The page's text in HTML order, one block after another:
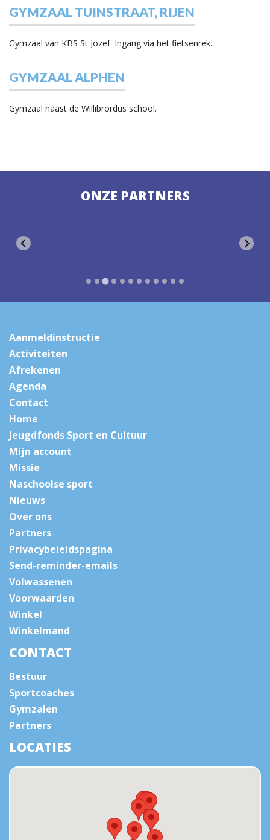
GYMZAAL TUINSTRAAT, RIJEN
Gymzaal van KBS St Jozef. Ingang via het fietsenrek.
GYMZAAL ALPHEN
Gymzaal naast de Willibrordus school.
ONZE PARTNERS
Aanmeldinstructie
Activiteiten
Afrekenen
Agenda
Contact
Home
Jeugdfonds Sport en Cultuur
Mijn account
Missie
Naschoolse sport
Nieuws
Over ons
Partners
Privacybeleidspagina
Send-reminder-emails
Volwassenen
Voorwaarden
Winkel
Winkelmand
CONTACT
Bestuur
Sportcoaches
Gymzalen
Partners
LOCATIES